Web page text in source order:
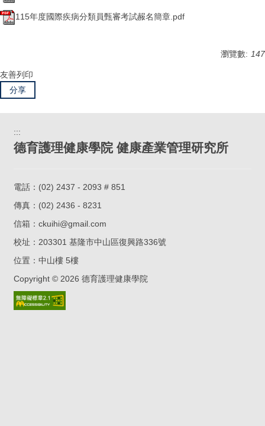
115年度國際疾病分類員甄審考試赧名簡章.pdf
瀏覽數: 147
友善列印
分享
:::
德育護理健康學院 健康產業管理研究所
電話： (02) 2437 - 2093 # 851
傳真：(02) 2436 - 8231
信箱： ckuihi@gmail.com
校址： 203301 基隆市中山區復興路336號
位置： 中山樓 5樓
Copyright © 2026 德育護理健康學院